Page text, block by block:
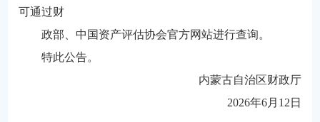
可通过财
政部、中国资产评估协会官方网站进行查询。
特此公告。
内蒙古自治区财政厅
2026年6月12日